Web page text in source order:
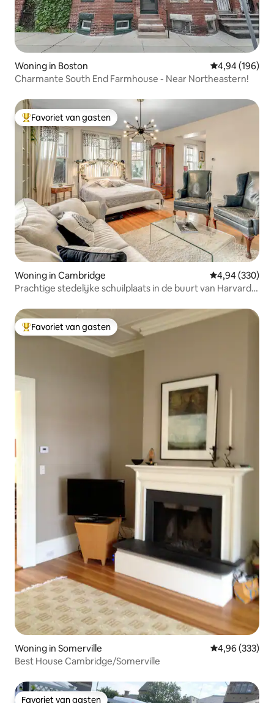
Woning in Boston Gemiddelde
4,94 (196)
Charmante South End Farmhouse - Near Northeastern!
Topfavoriet van gasten
Favoriet van gasten
Woning in Cambridge Gemiddelde
4,94 (330)
Prachtige stedelijke schuilplaats in de buurt van Harvard
Topfavoriet van gasten
Favoriet van gasten
Woning in Somerville Gemiddelde
4,96 (333)
Best House Cambridge/Somerville
Favoriet van gasten